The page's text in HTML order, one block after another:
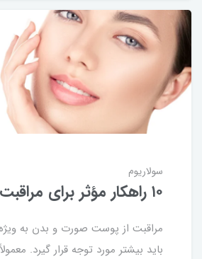
سولاریوم
۱۰ راهکار مؤثر برای مراقبت از پوست
باید بیشتر مورد توجه قرار گیرد.